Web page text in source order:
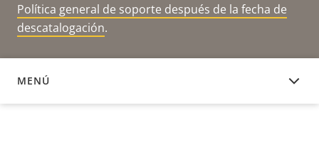
Política general de soporte después de la fecha de
descatalogación.
MENÚ
DOCUMENTACIÓN